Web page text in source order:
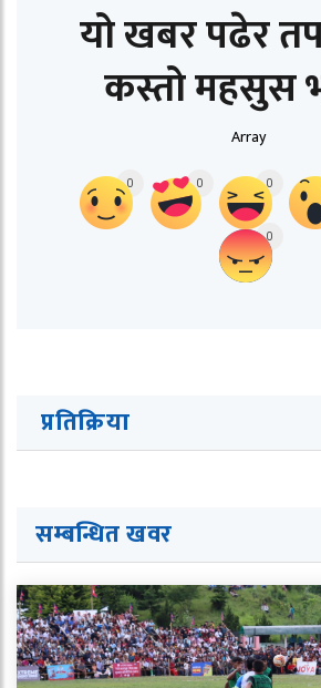
यो खबर पढेर
कस्तो महसुस
Array
0 0 0
0
प्रतिक्रिया
सम्बन्धित खवर